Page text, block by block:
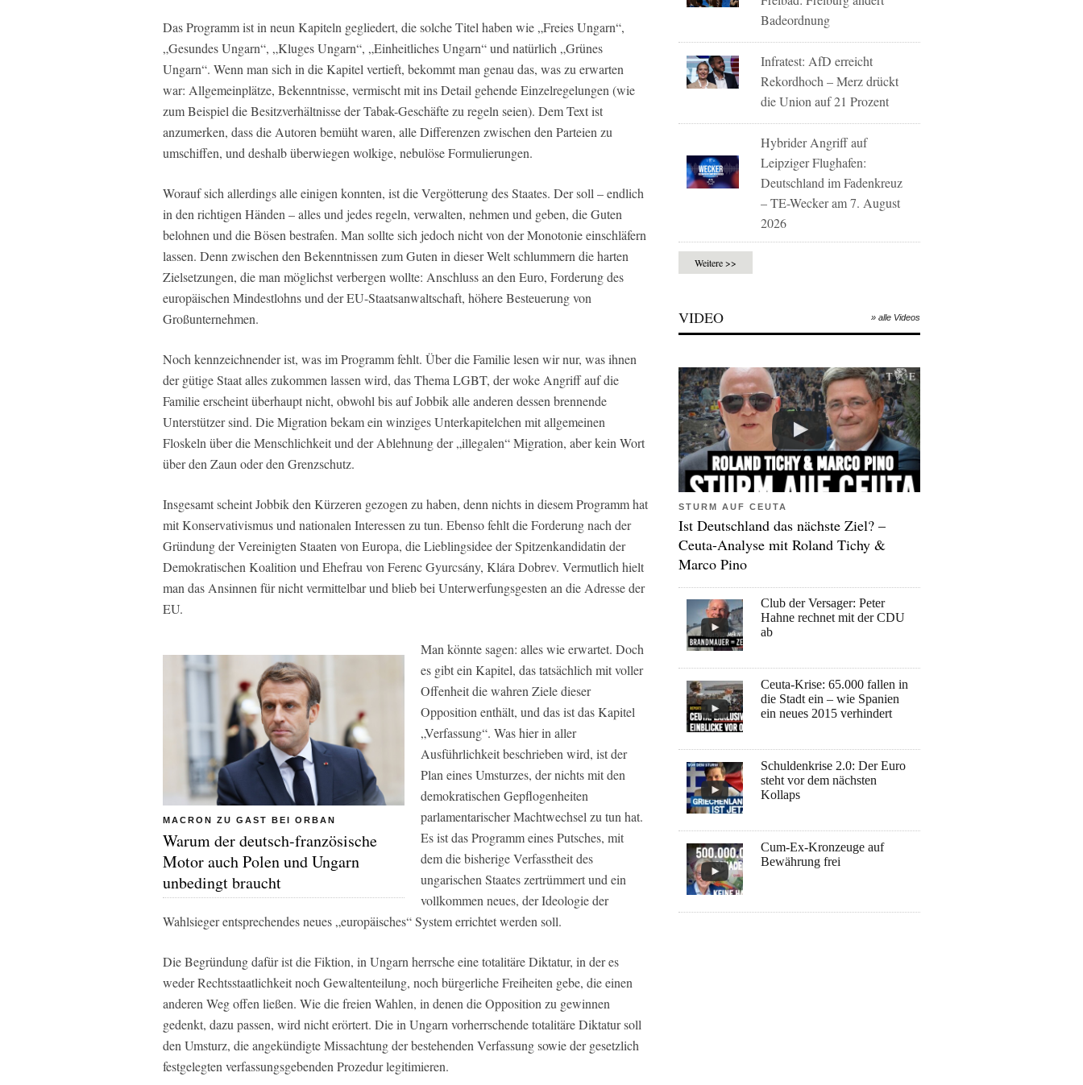
Das Programm ist in neun Kapiteln gegliedert, die solche Titel haben wie „Freies Ungarn“,
„Gesundes Ungarn“, „Kluges Ungarn“, „Einheitliches Ungarn“ und natürlich „Grünes
Ungarn“. Wenn man sich in die Kapitel vertieft, bekommt man genau das, was zu erwarten
war: Allgemeinplätze, Bekenntnisse, vermischt mit ins Detail gehende Einzelregelungen (wie
zum Beispiel die Besitzverhältnisse der Tabak-Geschäfte zu regeln seien). Dem Text ist
anzumerken, dass die Autoren bemüht waren, alle Differenzen zwischen den Parteien zu
umschiffen, und deshalb überwiegen wolkige, nebulöse Formulierungen.
Worauf sich allerdings alle einigen konnten, ist die Vergötterung des Staates. Der soll – endlich
in den richtigen Händen – alles und jedes regeln, verwalten, nehmen und geben, die Guten
belohnen und die Bösen bestrafen. Man sollte sich jedoch nicht von der Monotonie einschläfern
lassen. Denn zwischen den Bekenntnissen zum Guten in dieser Welt schlummern die harten
Zielsetzungen, die man möglichst verbergen wollte: Anschluss an den Euro, Forderung des
europäischen Mindestlohns und der EU-Staatsanwaltschaft, höhere Besteuerung von
Großunternehmen.
Noch kennzeichnender ist, was im Programm fehlt. Über die Familie lesen wir nur, was ihnen
der gütige Staat alles zukommen lassen wird, das Thema LGBT, der woke Angriff auf die
Familie erscheint überhaupt nicht, obwohl bis auf Jobbik alle anderen dessen brennende
Unterstützer sind. Die Migration bekam ein winziges Unterkapitelchen mit allgemeinen
Floskeln über die Menschlichkeit und der Ablehnung der „illegalen“ Migration, aber kein Wort
über den Zaun oder den Grenzschutz.
Insgesamt scheint Jobbik den Kürzeren gezogen zu haben, denn nichts in diesem Programm hat
mit Konservativismus und nationalen Interessen zu tun. Ebenso fehlt die Forderung nach der
Gründung der Vereinigten Staaten von Europa, die Lieblingsidee der Spitzenkandidatin der
Demokratischen Koalition und Ehefrau von Ferenc Gyurcsány, Klára Dobrev. Vermutlich hielt
man das Ansinnen für nicht vermittelbar und blieb bei Unterwerfungsgesten an die Adresse der
EU.
MACRON ZU GAST BEI ORBAN
Warum der deutsch-französische
Motor auch Polen und Ungarn
unbedingt braucht
Man könnte sagen: alles wie erwartet. Doch
es gibt ein Kapitel, das tatsächlich mit voller
Offenheit die wahren Ziele dieser
Opposition enthält, und das ist das Kapitel
„Verfassung“. Was hier in aller
Ausführlichkeit beschrieben wird, ist der
Plan eines Umsturzes, der nichts mit den
demokratischen Gepflogenheiten
parlamentarischer Machtwechsel zu tun hat.
Es ist das Programm eines Putsches, mit
dem die bisherige Verfasstheit des
ungarischen Staates zertrümmert und ein
vollkommen neues, der Ideologie der
Wahlsieger entsprechendes neues „europäisches“ System errichtet werden soll.
Die Begründung dafür ist die Fiktion, in Ungarn herrsche eine totalitäre Diktatur, in der es
weder Rechtsstaatlichkeit noch Gewaltenteilung, noch bürgerliche Freiheiten gebe, die einen
anderen Weg offen ließen. Wie die freien Wahlen, in denen die Opposition zu gewinnen
gedenkt, dazu passen, wird nicht erörtert. Die in Ungarn vorherrschende totalitäre Diktatur soll
den Umsturz, die angekündigte Missachtung der bestehenden Verfassung sowie der gesetzlich
festgelegten verfassungsgebenden Prozedur legitimieren.
Badeordnung
Infratest: AfD erreicht
Rekordhoch – Merz drückt
die Union auf 21 Prozent
Hybrider Angriff auf
Leipziger Flughafen:
Deutschland im Fadenkreuz
– TE-Wecker am 7. August
2026
Weitere >>
VIDEO » alle Videos
STURM AUF CEUTA
Ist Deutschland das nächste Ziel? –
Ceuta-Analyse mit Roland Tichy &
Marco Pino
Club der Versager: Peter
Hahne rechnet mit der CDU
ab
Ceuta-Krise: 65.000 fallen in
die Stadt ein – wie Spanien
ein neues 2015 verhindert
Schuldenkrise 2.0: Der Euro
steht vor dem nächsten
Kollaps
Cum-Ex-Kronzeuge auf
Bewährung frei